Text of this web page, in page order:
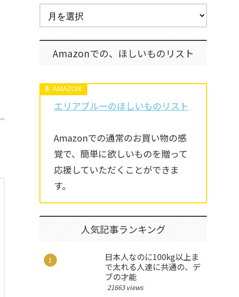
Amazonでの、ほしいものリスト
エリアブルーのほしいものリスト
Amazonでの通常のお買い物の感
覚で、簡単に欲しいものを贈って
応援していただくことができま
す。
人気記事ランキング
日本人なのに100kg以上ま
で太れる人達に共通の、デ
ブの才能
21663 views